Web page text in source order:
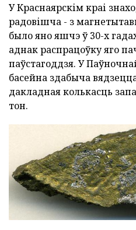
У Краснаярскім краі
радовішча - з
было яно яшчэ ў 30-х
аднак распрацоўку яго
паўстагоддзя. У
басейна здабыча
дакладная колькасць
тон.